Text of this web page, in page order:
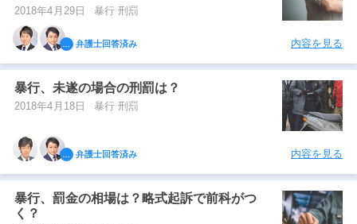
2018年4月29日 暴行 刑罰
弁護士回答済み 内容を見る
暴行、未遂の場合の刑罰は？
2018年4月18日 暴行 刑罰
弁護士回答済み 内容を見る
暴行、罰金の相場は？略式起訴で前科がつ
く？